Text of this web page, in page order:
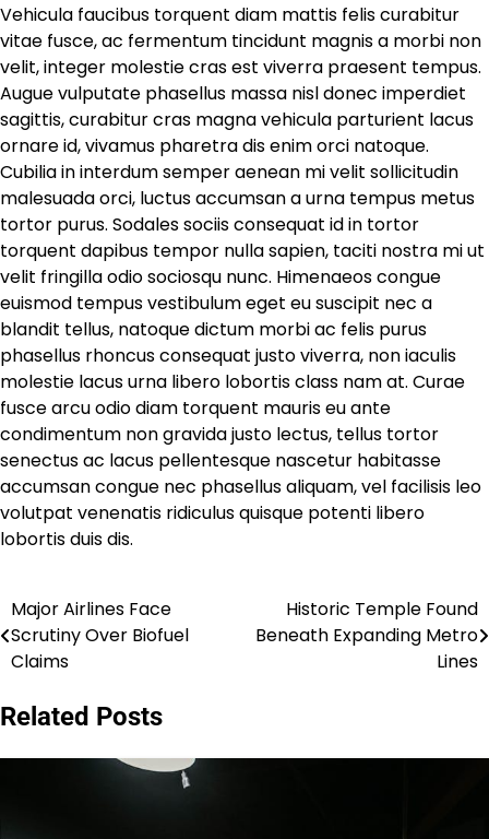
Vehicula faucibus torquent diam mattis felis curabitur
vitae fusce, ac fermentum tincidunt magnis a morbi non
velit, integer molestie cras est viverra praesent tempus.
Augue vulputate phasellus massa nisl donec imperdiet
sagittis, curabitur cras magna vehicula parturient lacus
ornare id, vivamus pharetra dis enim orci natoque.
Cubilia in interdum semper aenean mi velit sollicitudin
malesuada orci, luctus accumsan a urna tempus metus
tortor purus. Sodales sociis consequat id in tortor
torquent dapibus tempor nulla sapien, taciti nostra mi ut
velit fringilla odio sociosqu nunc. Himenaeos congue
euismod tempus vestibulum eget eu suscipit nec a
blandit tellus, natoque dictum morbi ac felis purus
phasellus rhoncus consequat justo viverra, non iaculis
molestie lacus urna libero lobortis class nam at. Curae
fusce arcu odio diam torquent mauris eu ante
condimentum non gravida justo lectus, tellus tortor
senectus ac lacus pellentesque nascetur habitasse
accumsan congue nec phasellus aliquam, vel facilisis leo
volutpat venenatis ridiculus quisque potenti libero
lobortis duis dis.
Post
navigation
Major Airlines Face
Scrutiny Over Biofuel
Claims
Historic Temple Found
Beneath Expanding Metro
Lines
Related Posts